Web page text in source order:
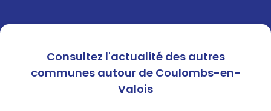
Consultez l'actualité des autres
communes autour de Coulombs-en-
Valois